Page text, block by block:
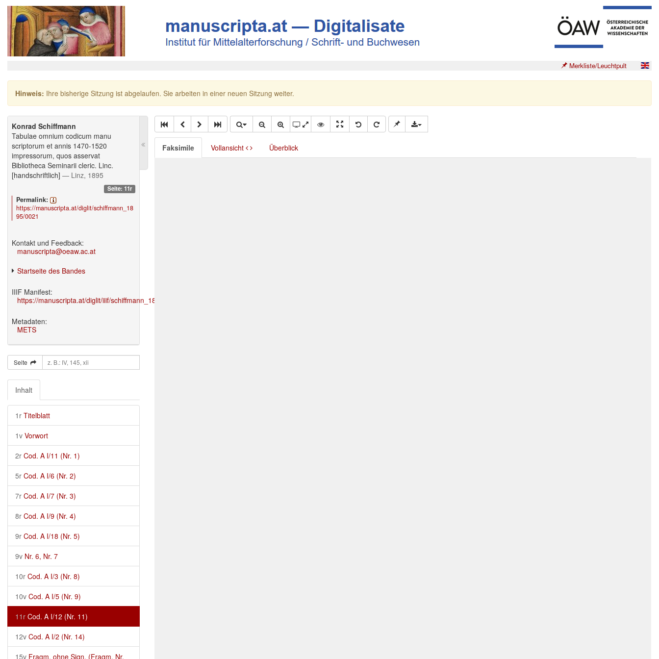
Merkliste/Leuchtpult
Hinweis: Ihre bisherige Sitzung ist abgelaufen. Sie arbeiten in einer neuen Sitzung weiter.
Konrad Schiffmann
Tabulae omnium codicum manu
scriptorum et annis 1470-1520
impressorum, quos asservat
Bibliotheca Seminarii cleric. Linc.
[handschriftlich] — Linz, 1895
Seite: 11r
Permalink:
https://manuscripta.at/diglit/schiffmann_18
95/0021
Kontakt und Feedback:
manuscripta@oeaw.ac.at
Startseite des Bandes
IIIF Manifest:
https://manuscripta.at/diglit/iiif/schiffmann_1895/manifest.json
Metadaten:
METS
Seite
Inhalt
1r Titelblatt
1v Vorwort
2r Cod. A I/11 (Nr. 1)
5r Cod. A I/6 (Nr. 2)
7r Cod. A I/7 (Nr. 3)
8r Cod. A I/9 (Nr. 4)
9r Cod. A I/18 (Nr. 5)
9v Nr. 6, Nr. 7
10r Cod. A I/3 (Nr. 8)
10v Cod. A I/5 (Nr. 9)
11r Cod. A I/12 (Nr. 11)
12v Cod. A I/2 (Nr. 14)
15v Fragm. ohne Sign. (Fragm. Nr.
Faksimile Vollansicht Überblick